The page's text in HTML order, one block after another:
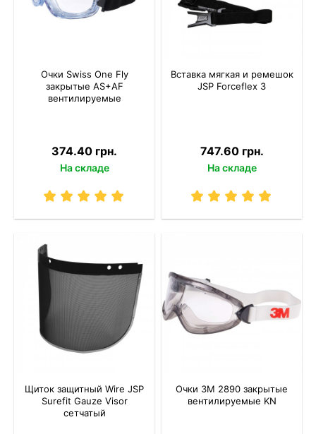
Очки Swiss One Fly
закрытые AS+AF
вентилируемые
374.40 грн.
На складе
Вставка мягкая и ремешок
JSP Forceflex 3
747.60 грн.
На складе
Щиток защитный Wire JSP
Surefit Gauze Visor
сетчатый
Очки 3M 2890 закрытые
вентилируемые KN